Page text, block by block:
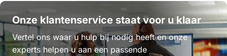
Onze klantenservice staat voor u klaar
Vertel ons waar u hulp bij nodig heeft en onze
experts helpen u aan een passende